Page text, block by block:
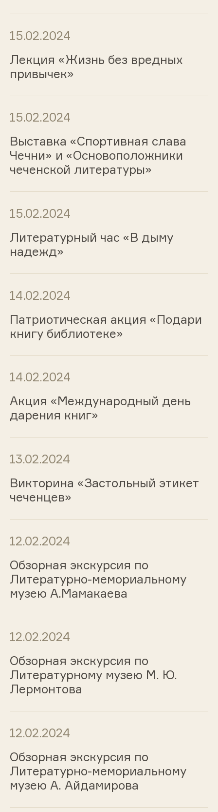
15.02.2024
Лекция «Жизнь без вредных
привычек»
15.02.2024
Выставка «Спортивная слава
Чечни» и «Основоположники
чеченской литературы»
15.02.2024
Литературный час «В дыму
надежд»
14.02.2024
Патриотическая акция «Подари
книгу библиотеке»
14.02.2024
Акция «Международный день
дарения книг»
13.02.2024
Викторина «Застольный этикет
чеченцев»
12.02.2024
Обзорная экскурсия по
Литературно-мемориальному
музею А.Мамакаева
12.02.2024
Обзорная экскурсия по
Литературному музею М. Ю.
Лермонтова
12.02.2024
Обзорная экскурсия по
Литературно-мемориальному
музею А. Айдамирова